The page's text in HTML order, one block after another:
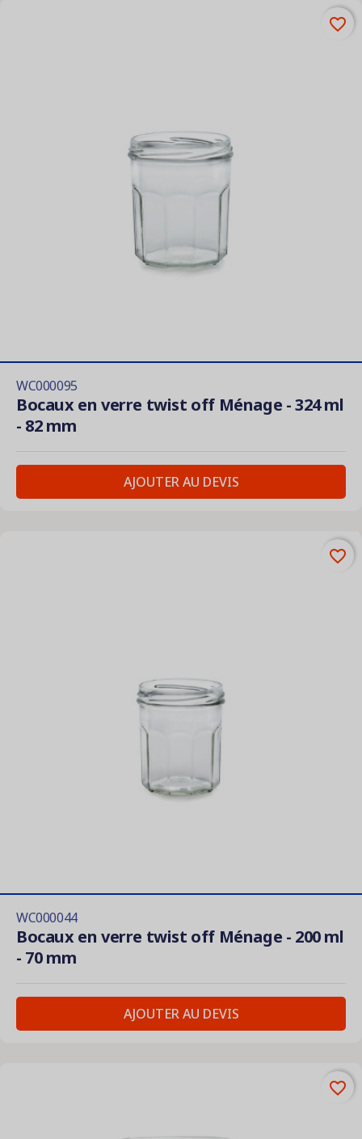
WC000095
Bocaux en verre twist off Ménage - 324 ml
- 82 mm
AJOUTER AU DEVIS
favorite_border
WC000044
Bocaux en verre twist off Ménage - 200 ml
- 70 mm
AJOUTER AU DEVIS
favorite_border
favorite_border